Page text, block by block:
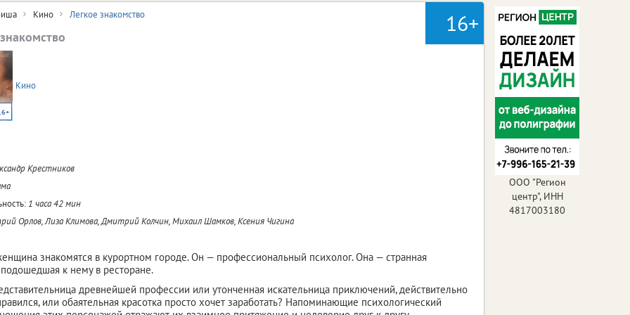
16+
Кино Легкое знакомство
Кино
Крестников
1 часа 42 мин
Орлов, Лиза Климова, Дмитрий Колчин, Михаил Шамков, Ксения Чигина
знакомятся в курортном городе. Он — профессиональный психолог. Она — странная
к нему в ресторане.
древнейшей профессии или утонченная искательница приключений, действительно
или обаятельная красотка просто хочет заработать? Напоминающие психологический
ООО "Регион
центр", ИНН
4817003180